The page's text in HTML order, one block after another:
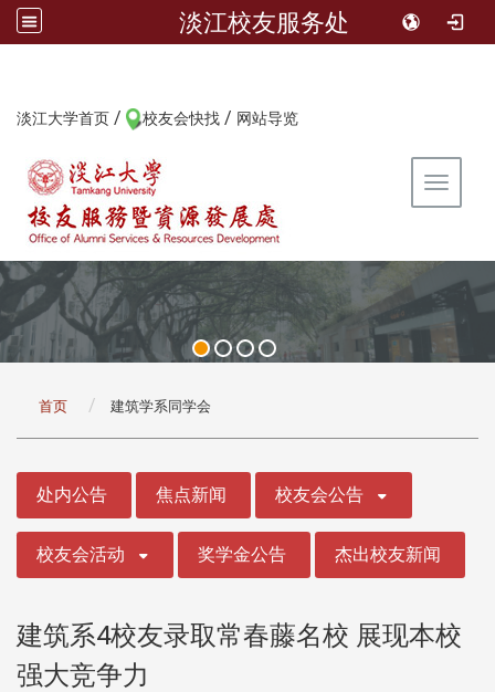
淡江校友服务处
淡江大学首页 / 校友会快找 / 网站导览
Toggle
首页 建筑学系同学会
处内公告 焦点新闻 校友会公告
校友会活动 奖学金公告 杰出校友新闻
建筑系4校友录取常春藤名校 展现本校
强大竞争力